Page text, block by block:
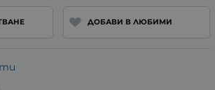
ДОБАВИ В ЛЮБИМИ